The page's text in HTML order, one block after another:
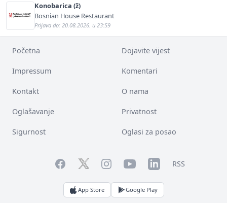
Konobarica (ž)
Bosnian House Restaurant
Prijava do: 20.08.2026. u 23:59
Početna Dojavite vijest
Impressum Komentari
Kontakt O nama
Oglašavanje Privatnost
Sigurnost Oglasi za posao
FacebookTwitterInstagramYouTubeLinkedInRSS
App Store Google Play